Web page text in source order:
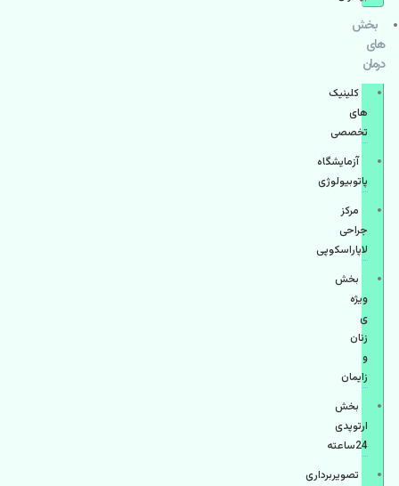
بخش
های
درمان
کلینیک
های
تخصصی
آزمایشگاه
پاتوبیولوژی
مرکز
جراحی
لاپاراسکوپی
بخش
ویژه
ی
زنان
و
زایمان
بخش
ارتوپدی
24ساعته
تصویربرداری